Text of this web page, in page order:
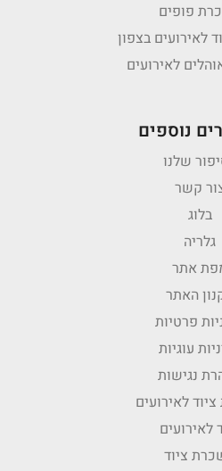
פופים
לאירועים בצפון
לאירועים
נוספים
שלנו
קשר
בלוג
גלריה
אתר
האתר
פרטיות
עוגיות
נגישות
לאירועים
לאירועים
ציוד